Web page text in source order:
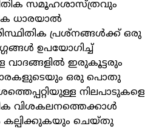
സമൂഹശാസ്ത്രവും
ധാരയാൽ
പ്രശ്നങ്ങൾക്ക് ഒരു
ഉപയോഗിച്ച്
വാദങ്ങളിൽ ഇരുകൂട്ടരും
ധാരകളുടെയും ഒരു പൊതു
നിലപാടുകളെ
വിശകലനത്തെക്കാൾ
കല്പിക്കുകയും ചെയ്തു